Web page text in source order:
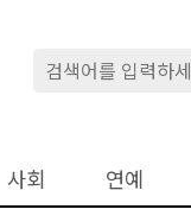
사회 연예